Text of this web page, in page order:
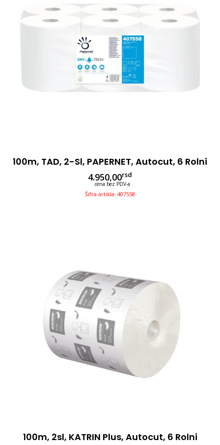
100m, TAD, 2-Sl, PAPERNET, Autocut, 6 Rolni
4.950,00rsd
cena bez PDV-a
Šifra artikla: 407558
100m, 2sl, KATRIN Plus, Autocut, 6 Rolni